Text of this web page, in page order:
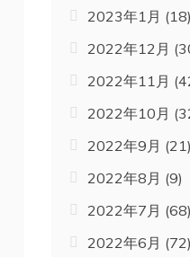
2023年1月 (18)
2022年12月
2022年11月
2022年10月
2022年9月 (21)
2022年8月 (9)
2022年7月 (68)
2022年6月 (72)